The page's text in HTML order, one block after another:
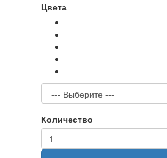
Цвета
Количество